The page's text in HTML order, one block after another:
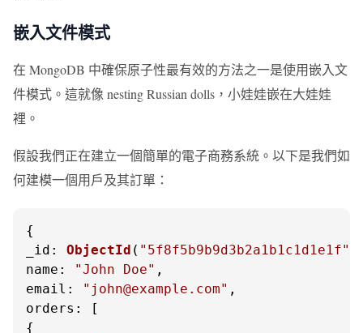
嵌入文件模式
在 MongoDB 中確保原子性最有效的方法之一是使用嵌入文
件模式。這就像 nesting Russian dolls，小娃娃嵌在大娃娃
裡。
假設我們正在建立一個簡單的電子商務系統。以下是我們如
何建模一個用戶及其訂單：
_id : ObjectId ( "5f8f5b9b9d3b2a1b1c1d1e1f"
name : "John Doe"
email : "john@example.com"
orders : [